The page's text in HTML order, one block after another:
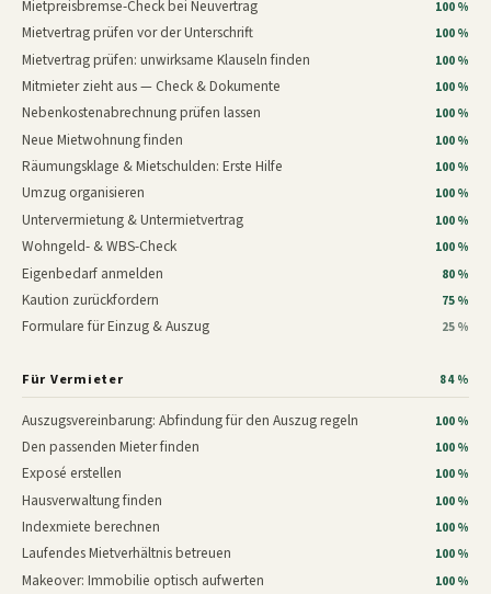
Mietpreisbremse-Check bei Neuvertrag 100 %
Mietvertrag prüfen vor der Unterschrift 100 %
Mietvertrag prüfen: unwirksame Klauseln finden 100 %
Mitmieter zieht aus — Check & Dokumente 100 %
Nebenkostenabrechnung prüfen lassen 100 %
Neue Mietwohnung finden 100 %
Räumungsklage & Mietschulden: Erste Hilfe 100 %
Umzug organisieren 100 %
Untervermietung & Untermietvertrag 100 %
Wohngeld- & WBS-Check 100 %
Eigenbedarf anmelden 80 %
Kaution zurückfordern 75 %
Formulare für Einzug & Auszug 25 %
Für Vermieter 84 %
Auszugsvereinbarung: Abfindung für den Auszug regeln 100 %
Den passenden Mieter finden 100 %
Exposé erstellen 100 %
Hausverwaltung finden 100 %
Indexmiete berechnen 100 %
Laufendes Mietverhältnis betreuen 100 %
Makeover: Immobilie optisch aufwerten 100 %